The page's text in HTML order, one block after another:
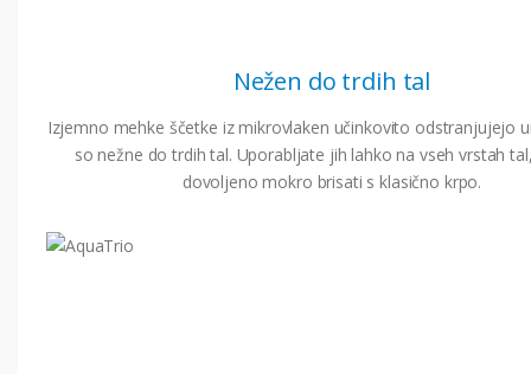
Nežen do trdih tal
Izjemno mehke ščetke iz mikrovlaken učinkovito odstranjujejo
so nežne do trdih tal. Uporabljate jih lahko na vseh vrstah
dovoljeno mokro brisati s klasično krpo.